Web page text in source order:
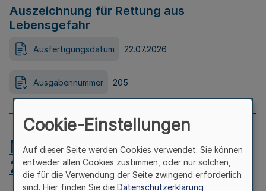
Auszeichnung für Rettung aus
Lebensgefahr
Ausfertigungsdatum 22.07.2026
Ausgabennummer 205
MB.NRW 2026 Nr. 204 vom
24.07.2026
Cookie-Einstellungen
Auf dieser Seite werden Cookies verwendet. Sie können
entweder allen Cookies zustimmen, oder nur solchen,
die für die Verwendung der Seite zwingend erforderlich
sind. Hier finden Sie die Datenschutzerklärung